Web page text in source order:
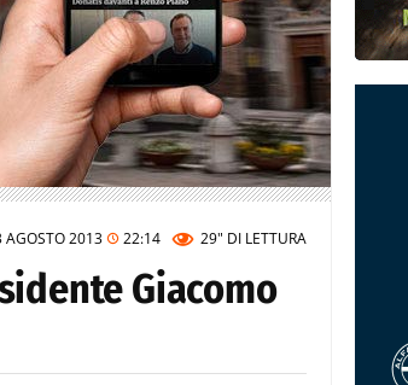
AGOSTO 2013 22:14 29" DI LETTURA
Giacomo